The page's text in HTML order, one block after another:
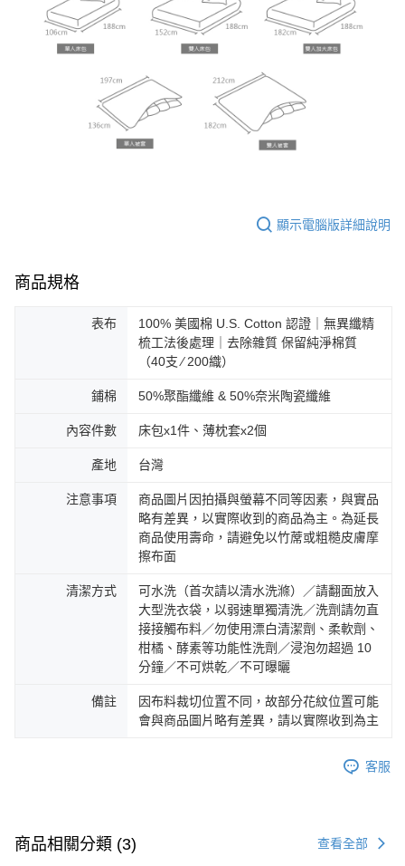
顯示電腦版詳細說明
商品規格
表布
100% 美國棉 U.S. Cotton 認證｜無異纖精
梳工法後處理｜去除雜質 保留純淨棉質
（40支 ∕ 200織）
鋪棉 50%聚酯纖維 & 50%奈米陶瓷纖維
內容件數 床包x1件、薄枕套x2個
產地 台灣
注意事項
商品圖片因拍攝與螢幕不同等因素，與實品
略有差異，以實際收到的商品為主。為延長
商品使用壽命，請避免以竹蓆或粗糙皮膚摩
擦布面
清潔方式
可水洗（首次請以清水洗滌）／請翻面放入
大型洗衣袋，以弱速單獨清洗／洗劑請勿直
接接觸布料／勿使用漂白清潔劑、柔軟劑、
柑橘、酵素等功能性洗劑／浸泡勿超過 10
分鐘／不可烘乾／不可曝曬
備註
因布料裁切位置不同，故部分花紋位置可能
會與商品圖片略有差異，請以實際收到為主
客服
商品相關分類 (3) 查看全部